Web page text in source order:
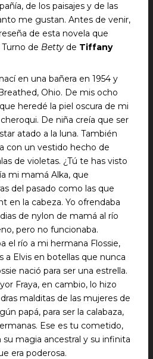
de los paisajes y de las
me gustan. Antes de venir,
de esta novela que
de Betty de Tiffany
en una bañera en 1954 y
Ohio. De mis ocho
heredé la piel oscura de mi
De niña creía que ser
atado a la luna. También
con un vestido hecho de
de violetas. ¿Tú te has visto
mi mamá Alka, que
del pasado como las que
en la cabeza. Yo ofrendaba
de nylon de mamá al río
pero no funcionaba.
el río a mi hermana Flossie,
a Elvis en botellas que nunca
nació para ser una estrella.
Fraya, en cambio, lo hizo
malditas de las mujeres de
papá, para ser la calabaza,
Ese es tu cometido,
su magia ancestral y su infinita
era poderosa.